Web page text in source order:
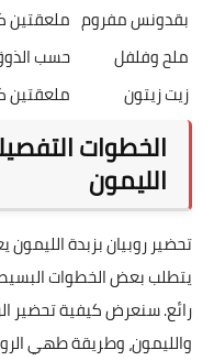
بقدونس مفروم ملعقتين
ملح وفلفل
حسب
زيت زيتون
ملعقتين
الخطوات
الليمون
تحضير روبيان بزبدة
يتطلب بعض الخطوات
رائع. سنعرض كيفية تحضير
والليمون، وطريقة طهي